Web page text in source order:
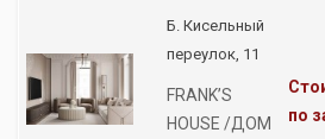
Б. Кисельный
переулок, 11
FRANK’S
HOUSE /ДОМ
по